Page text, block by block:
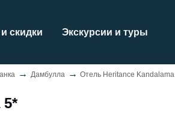
скидки Экскурсии и туры
Дамбулла Отель Heritance Kandalama
5*